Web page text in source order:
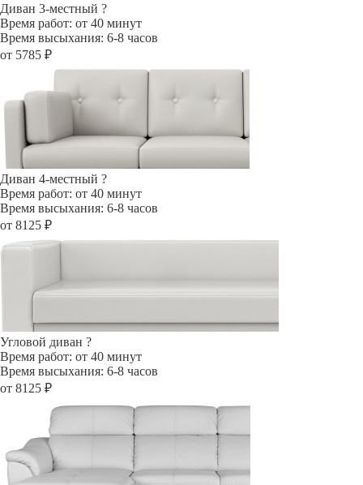
Диван 3-местный ?
Время работ: от 40 минут
Время высыхания: 6-8 часов
от 5785 ₽
Диван 4-местный ?
Время работ: от 40 минут
Время высыхания: 6-8 часов
от 8125 ₽
Угловой диван ?
Время работ: от 40 минут
Время высыхания: 6-8 часов
от 8125 ₽